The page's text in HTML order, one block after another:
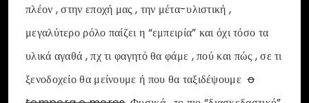
πλέον , στην εποχή μας , την μέτα-υλιστική ,
μεγαλύτερο ρόλο παίζει η “εμπειρία” και όχι τόσο τα
υλικά αγαθά , πχ τι φαγητό θα φάμε , πού και πώς , σε τι
ξενοδοχείο θα μείνουμε ή που θα ταξιδέψουμεo